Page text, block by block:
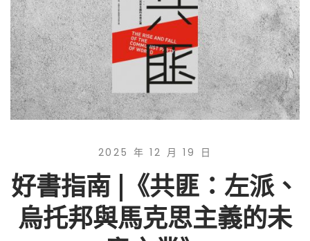
2025 年 12 月 19 日
好書指南 |《共匪：左派、
烏托邦與馬克思主義的未